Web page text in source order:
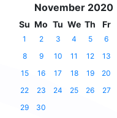
November 2020
Su Mo Tu We Th Fr
1 2 3 4 5 6
8
9 10 11 12 13
15
16 17 18 19 20
22
23 24 25 26 27
29
30